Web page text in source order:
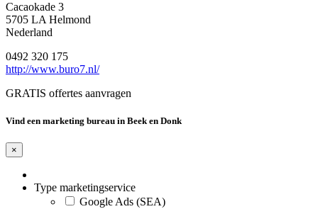
Cacaokade 3
5705 LA Helmond
Nederland
0492 320 175
http://www.buro7.nl/
GRATIS offertes aanvragen
Vind een marketing bureau in Beek en Donk
×
Type marketingservice
Google Ads (SEA)